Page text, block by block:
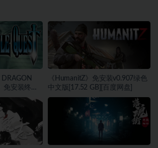
DRAGON
免安装终极
GB][百
《HumanitZ》免安装v0.907绿色
中文版[17.52 GB][百度网盘]